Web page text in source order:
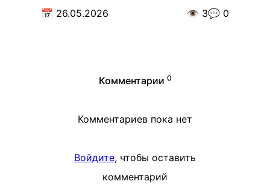
📅 26.05.2026 👁️ 3💬 0
Комментарии 0
Комментариев пока нет
Войдите, чтобы оставить
комментарий